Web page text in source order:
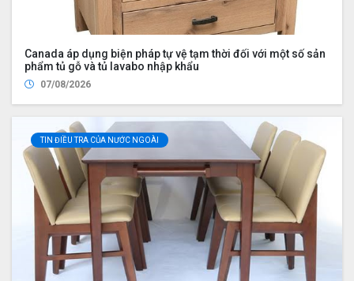
Canada áp dụng biện pháp tự vệ tạm thời đối với một số sản
phẩm tủ gỗ và tủ lavabo nhập khẩu
07/08/2026
TIN ĐIỀU TRA CỦA NƯỚC NGOÀI